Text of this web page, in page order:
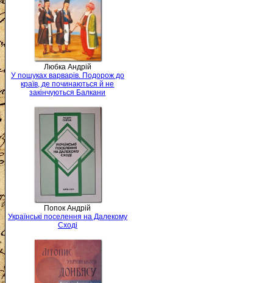
Любка Андрій
У пошуках варварів. Подорож до
країв, де починаються й не
закінчуються Балкани
Попок Андрій
Українські поселення на Далекому
Сході